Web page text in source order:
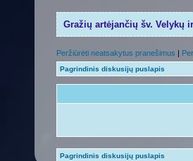
Gražių artėjančių šv. Velykų
Peržiūrėti neatsakytus pranešimus |
Pagrindinis diskusijų puslapis
Pagrindinis diskusijų puslapis